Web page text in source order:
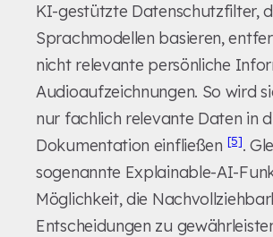
KI-gestützte Datenschutzfilter,
Sprachmodellen basieren,
nicht relevante persönliche
Audioaufzeichnungen. So wird
nur fachlich relevante Daten in
Dokumentation einfließen [5].
sogenannte Explainable-AI-
Möglichkeit, die
Entscheidungen zu